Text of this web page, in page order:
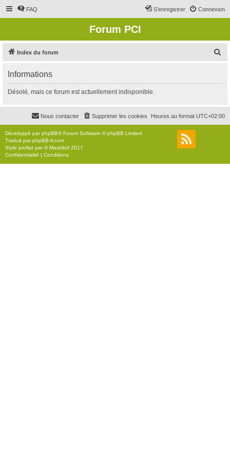
FAQ Connexion
S’enregistrer
Forum PCI
Index du forum
r
c
r
Informations
Désolé, mais ce forum est actuellement indisponible.
Heures au format UTC+02:00
Supprimer les cookies
Nous contacter
Développé parphpBB® Forum Software © phpBB Limited
Traduit parphpBB-fr.com
Style proflat par ©Mazeltof 2017
Confidentialité | Conditions